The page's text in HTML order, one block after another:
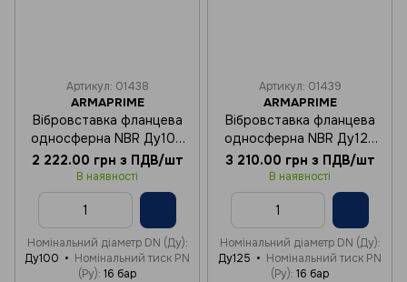
Артикул: 01438
ARMAPRIME
Вібровставка фланцева
односферна NBR Ду100
Ру16
2 222.00 грн з ПДВ/шт
В наявності
Номінальний діаметр DN (Ду)
Ду100
Номінальний тиск PN
(Ру) 16 бар
Артикул: 01439
ARMAPRIME
Вібровставка фланцева
односферна NBR Ду125
Ру16
3 210.00 грн з ПДВ/шт
В наявності
Номінальний діаметр DN (Ду)
Ду125
Номінальний тиск PN
(Ру) 16 бар